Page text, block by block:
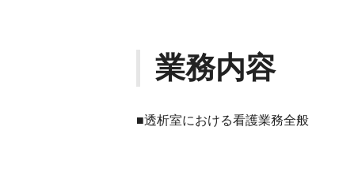
業務内容
■透析室における看護業務全般